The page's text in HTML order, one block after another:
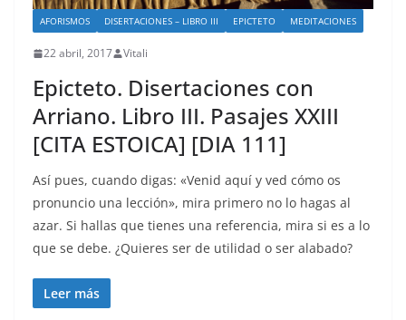
AFORISMOS DISERTACIONES – LIBRO III EPICTETO MEDITACIONES
22 abril, 2017 Vitali
Epicteto. Disertaciones con
Arriano. Libro III. Pasajes XXIII
[CITA ESTOICA] [DIA 111]
Así pues, cuando digas: «Venid aquí y ved cómo os
pronuncio una lección», mira primero no lo hagas al
azar. Si hallas que tienes una referencia, mira si es a lo
que se debe. ¿Quieres ser de utilidad o ser alabado?
Leer más